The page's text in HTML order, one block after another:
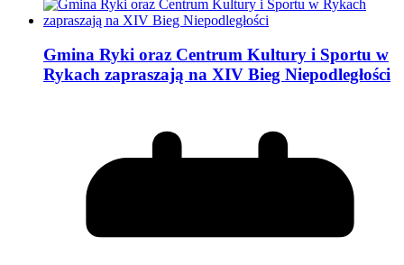
Gmina Ryki oraz Centrum Kultury i Sportu w
Rykach zapraszają na XIV Bieg Niepodległości